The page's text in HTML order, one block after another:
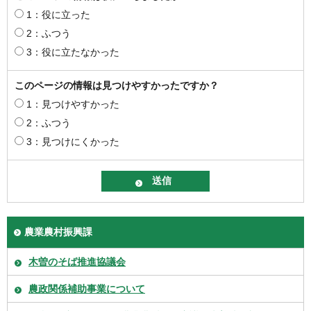
1：役に立った
2：ふつう
3：役に立たなかった
このページの情報は見つけやすかったですか？
1：見つけやすかった
2：ふつう
3：見つけにくかった
農業農村振興課
木曽のそば推進協議会
農政関係補助事業について